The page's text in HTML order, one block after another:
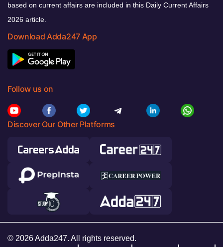
based on current affairs are included in this Daily Current Affairs
2026 article.
Download Adda247 App
Follow us on
Discover Our Other Platforms
© 2026 Adda247. All rights reserved.